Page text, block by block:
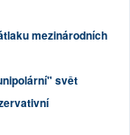
mezinárodních
svět